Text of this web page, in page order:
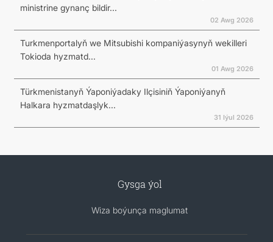
ministrine gynanç bildir...
02 Awg 2026
Turkmenportalyň we Mitsubishi kompaniýasynyň wekilleri
Tokioda hyzmatd...
01 Awg 2026
Türkmenistanyň Ýaponiýadaky Ilçisiniň Ýaponiýanyň
Halkara hyzmatdaşlyk...
31 Iýul 2026
Gysga ýol
Wiza boýunça maglumat